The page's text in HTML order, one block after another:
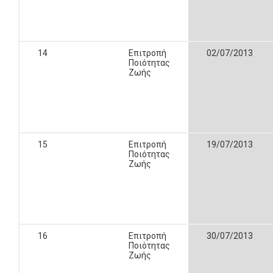
14
Επιτροπή
Ποιότητας
Ζωής
02/07/2013
15
Επιτροπή
Ποιότητας
Ζωής
19/07/2013
16
Επιτροπή
Ποιότητας
Ζωής
30/07/2013